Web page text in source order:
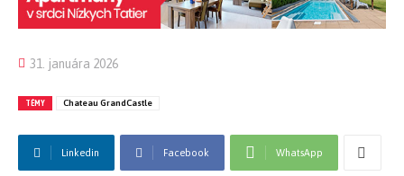
31. januára 2026
TÉMY Chateau GrandCastle
Linkedin Facebook WhatsApp